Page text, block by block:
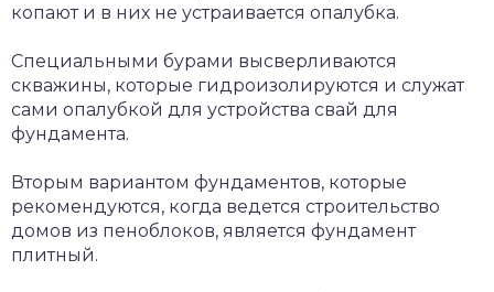
копают и в них не устраивается опалубка.
Специальными бурами высверливаются
скважины, которые гидроизолируются и служат
сами опалубкой для устройства свай для
фундамента.
Вторым вариантом фундаментов, которые
рекомендуются, когда ведется строительство
домов из пеноблоков, является фундамент
плитный.